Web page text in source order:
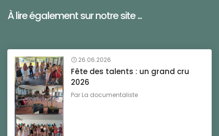
À lire également sur notre site ...
26.06.2026
Fête des talents : un grand cru
2026
Par La documentaliste